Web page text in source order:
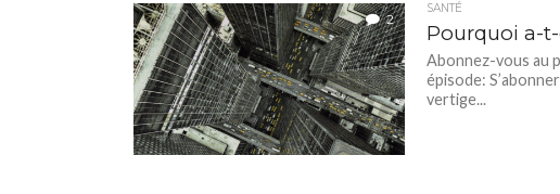
2
SANTÉ
Pourquoi a-
Abonnez-vous au
épisode:
vertige...